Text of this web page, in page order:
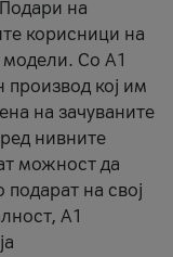
на
корисници на
Со A1
производ кој им
на зачуваните
нивните
можност да
подарат на свој
А1